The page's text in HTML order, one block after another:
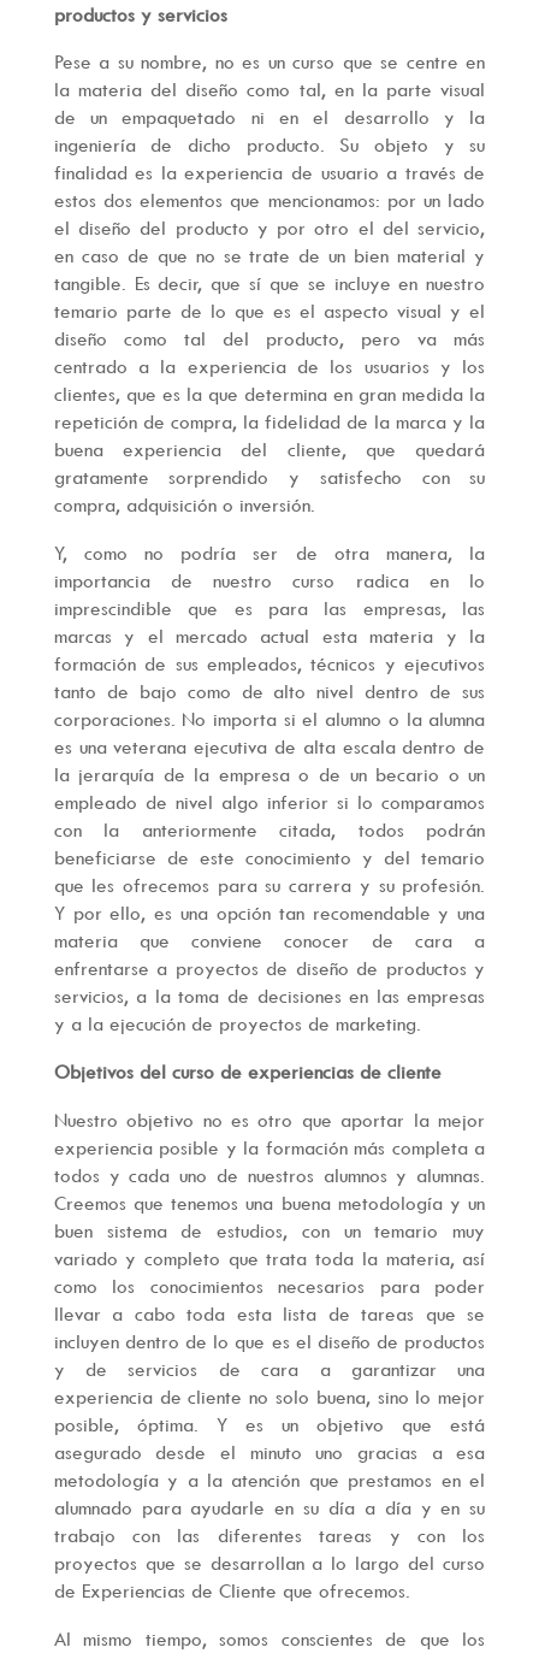
productos y servicios
Pese a su nombre, no es un curso que se centre en
la materia del diseño como tal, en la parte visual
de un empaquetado ni en el desarrollo y la
ingeniería de dicho producto. Su objeto y su
finalidad es la experiencia de usuario a través de
estos dos elementos que mencionamos: por un lado
el diseño del producto y por otro el del servicio,
en caso de que no se trate de un bien material y
tangible. Es decir, que sí que se incluye en nuestro
temario parte de lo que es el aspecto visual y el
diseño como tal del producto, pero va más
centrado a la experiencia de los usuarios y los
clientes, que es la que determina en gran medida la
repetición de compra, la fidelidad de la marca y la
buena experiencia del cliente, que quedará
gratamente sorprendido y satisfecho con su
compra, adquisición o inversión.
Y, como no podría ser de otra manera, la
importancia de nuestro curso radica en lo
imprescindible que es para las empresas, las
marcas y el mercado actual esta materia y la
formación de sus empleados, técnicos y ejecutivos
tanto de bajo como de alto nivel dentro de sus
corporaciones. No importa si el alumno o la alumna
es una veterana ejecutiva de alta escala dentro de
la jerarquía de la empresa o de un becario o un
empleado de nivel algo inferior si lo comparamos
con la anteriormente citada, todos podrán
beneficiarse de este conocimiento y del temario
que les ofrecemos para su carrera y su profesión.
Y por ello, es una opción tan recomendable y una
materia que conviene conocer de cara a
enfrentarse a proyectos de diseño de productos y
servicios, a la toma de decisiones en las empresas
y a la ejecución de proyectos de marketing.
Objetivos del curso de experiencias de cliente
Nuestro objetivo no es otro que aportar la mejor
experiencia posible y la formación más completa a
todos y cada uno de nuestros alumnos y alumnas.
Creemos que tenemos una buena metodología y un
buen sistema de estudios, con un temario muy
variado y completo que trata toda la materia, así
como los conocimientos necesarios para poder
llevar a cabo toda esta lista de tareas que se
incluyen dentro de lo que es el diseño de productos
y de servicios de cara a garantizar una
experiencia de cliente no solo buena, sino lo mejor
posible, óptima. Y es un objetivo que está
asegurado desde el minuto uno gracias a esa
metodología y a la atención que prestamos en el
alumnado para ayudarle en su día a día y en su
trabajo con las diferentes tareas y con los
proyectos que se desarrollan a lo largo del curso
de Experiencias de Cliente que ofrecemos.
Al mismo tiempo, somos conscientes de que los